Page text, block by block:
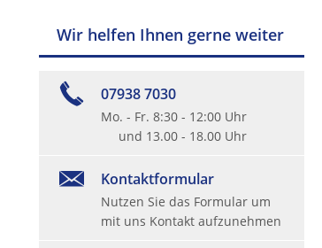
Wir helfen Ihnen gerne weiter
07938 7030
Mo. - Fr. 8:30 - 12:00 Uhr
und 13.00 - 18.00 Uhr
Kontaktformular
Nutzen Sie das Formular um
mit uns Kontakt aufzunehmen